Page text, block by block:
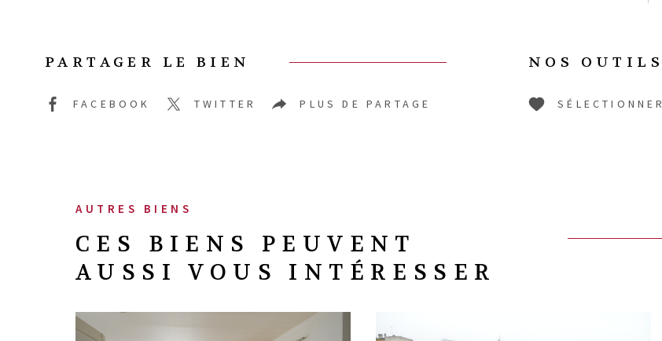
PARTAGER LE BIEN
FACEBOOK TWITTER PLUS DE PARTAGE
NOS OUTILS
SÉLECTIONNER
AUTRES BIENS
CES BIENS PEUVENT
AUSSI VOUS INTÉRESSER